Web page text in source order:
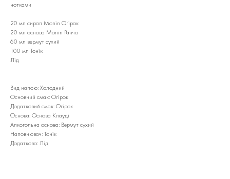
нотками
20 мл сироп Monin Огірок
20 мл основа Monin Ранчо
60 мл вермут сухий
100 мл Тонік
Лід
Вид напою: Холодний
Основний смак: Огірок
Додатковий смак: Огірок
Основа: Основа Клауді
Алкогольна основа: Вермут сухий
Наповнювач: Тонік
Додатково: Лід